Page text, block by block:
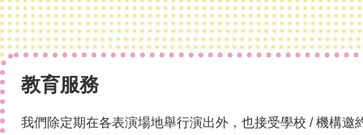
教育服務
我們除定期在各表演場地舉行演出外，也接受學校 / 機構邀